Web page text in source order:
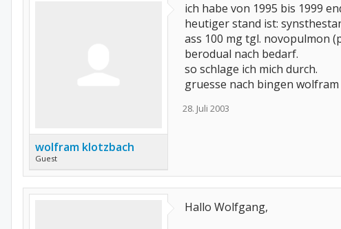
wolfram klotzbach
Guest
ich habe von 1995 bis 1999
heutiger stand ist:
ass 100 mg tgl. novopulmon
berodual nach bedarf.
so schlage ich mich durch.
gruesse nach bingen wolfram
28. Juli 2003
Hallo Wolfgang,